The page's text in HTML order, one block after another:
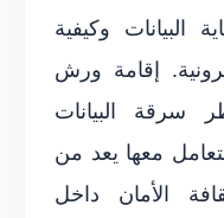
البيانات وكيفية
إقامة ورش
سرقة البيانات
معها يعد من
الأمان داخل